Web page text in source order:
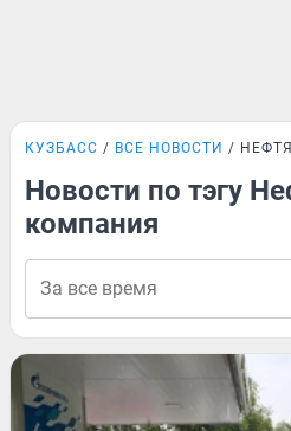
КУЗБАСС ВСЕ НОВОСТИ
Новости по тэгу
компания